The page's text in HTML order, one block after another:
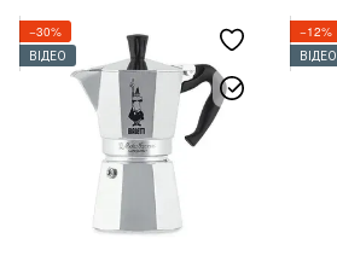
−30%
ВІДЕО
−12%
ВІДЕО